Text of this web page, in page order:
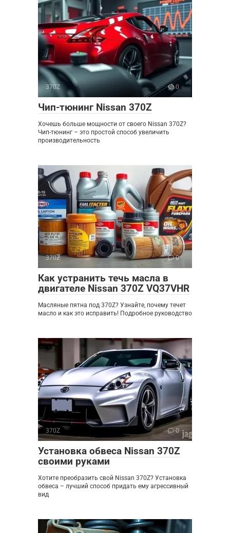
370Z 0
Чип-тюнинг Nissan 370Z
Хочешь больше мощности от своего Nissan 370Z?
Чип-тюнинг – это простой способ увеличить
производительность
370Z 0
Как устранить течь масла в
двигателе Nissan 370Z VQ37VHR
Масляные пятна под 370Z? Узнайте, почему течет
масло и как это исправить! Подробное руководство
370Z 0
Установка обвеса Nissan 370Z
своими руками
Хотите преобразить свой Nissan 370Z? Установка
обвеса – лучший способ придать ему агрессивный
вид